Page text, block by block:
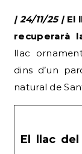
| 24/11/25 | El
recuperarà
llac
dins d’un
natural de
El llac